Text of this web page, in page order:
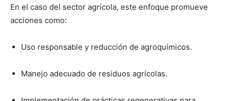
En el caso del sector agrícola, este enfoque promueve
acciones como:
Uso responsable y reducción de agroquímicos.
Manejo adecuado de residuos agrícolas.